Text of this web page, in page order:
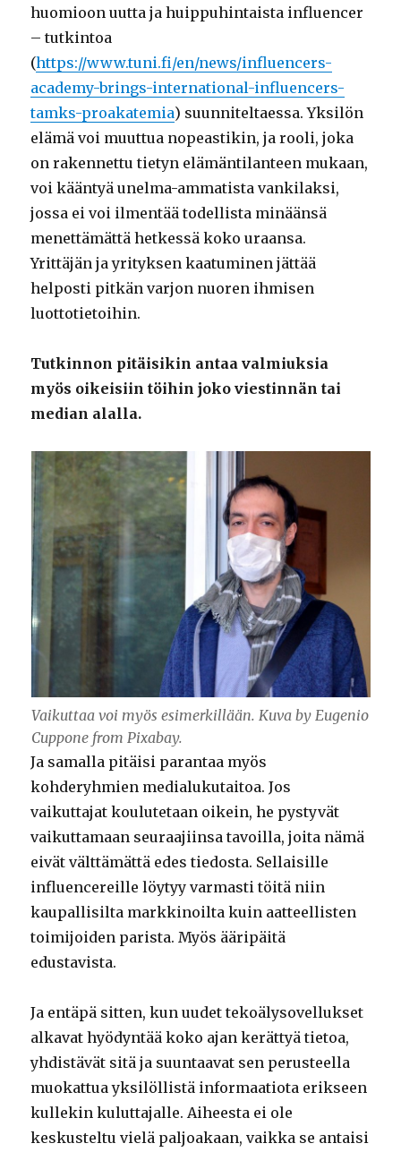
huomioon uutta ja huippuhintaista influencer
– tutkintoa
(https://www.tuni.fi/en/news/influencers-
academy-brings-international-influencers-
tamks-proakatemia) suunniteltaessa. Yksilön
elämä voi muuttua nopeastikin, ja rooli, joka
on rakennettu tietyn elämäntilanteen mukaan,
voi kääntyä unelma-ammatista vankilaksi,
jossa ei voi ilmentää todellista minäänsä
menettämättä hetkessä koko uraansa.
Yrittäjän ja yrityksen kaatuminen jättää
helposti pitkän varjon nuoren ihmisen
luottotietoihin.
Tutkinnon pitäisikin antaa valmiuksia
myös oikeisiin töihin joko viestinnän tai
median alalla.
Vaikuttaa voi myös esimerkillään. Kuva by Eugenio
Cuppone from Pixabay.
Ja samalla pitäisi parantaa myös
kohderyhmien medialukutaitoa. Jos
vaikuttajat koulutetaan oikein, he pystyvät
vaikuttamaan seuraajiinsa tavoilla, joita nämä
eivät välttämättä edes tiedosta. Sellaisille
influencereille löytyy varmasti töitä niin
kaupallisilta markkinoilta kuin aatteellisten
toimijoiden parista. Myös ääripäitä
edustavista.
Ja entäpä sitten, kun uudet tekoälysovellukset
alkavat hyödyntää koko ajan kerättyä tietoa,
yhdistävät sitä ja suuntaavat sen perusteella
muokattua yksilöllistä informaatiota erikseen
kullekin kuluttajalle. Aiheesta ei ole
keskusteltu vielä paljoakaan, vaikka se antaisi